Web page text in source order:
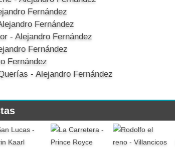
Fernández
Fernández
- Alejandro Fernández
Fernández
Fernández
- Alejandro Fernández